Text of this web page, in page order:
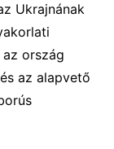
Ukrajnának
ország
az alapvető